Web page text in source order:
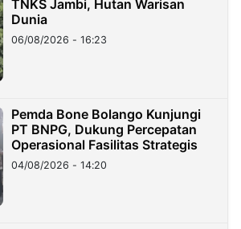
TNKS Jambi, Hutan Warisan
Dunia
06/08/2026 - 16:23
Pemda Bone Bolango Kunjungi
PT BNPG, Dukung Percepatan
Operasional Fasilitas Strategis
04/08/2026 - 14:20